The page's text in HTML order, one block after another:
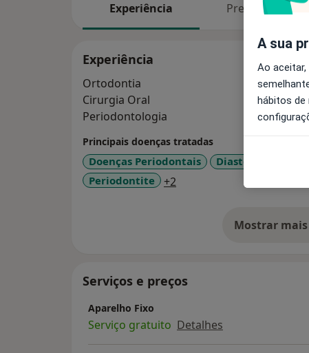
Experiência Preços
Experiência
Ortodontia
Cirurgia Oral
Periodontologia
Principais doenças tratadas
Doenças Periodontais Diastema
Periodontite
+2
Mostrar
Serviços e preços
Aparelho Fixo
Serviço gratuito Detalhes
A sua
Ao
hábitos de